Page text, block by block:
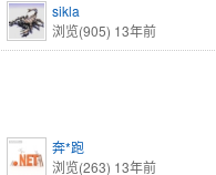
sikla
浏览(905) 13年前
奔*跑
浏览(263) 13年前